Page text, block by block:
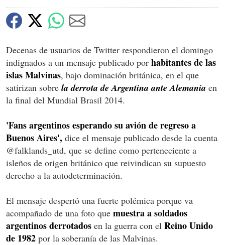
Decenas de usuarios de Twitter respondieron el domingo
indignados a un mensaje publicado por habitantes de las
islas Malvinas, bajo dominación británica, en el que
satirizan sobre la derrota de Argentina ante Alemania en
la final del Mundial Brasil 2014.
'Fans argentinos esperando su avión de regreso a
Buenos Aires', dice el mensaje publicado desde la cuenta
@falklands_utd, que se define como perteneciente a
isleños de origen británico que reivindican su supuesto
derecho a la autodeterminación.
El mensaje despertó una fuerte polémica porque va
acompañado de una foto que muestra a soldados
argentinos derrotados en la guerra con el Reino Unido
de 1982 por la soberanía de las Malvinas.